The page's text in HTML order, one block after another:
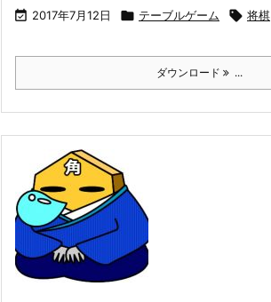
 2017年7月12日  テーブルゲーム  将棋
ダウンロード ...